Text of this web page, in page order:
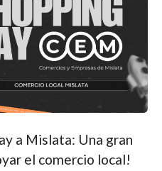
a Mislata: Una gran
el comercio local!